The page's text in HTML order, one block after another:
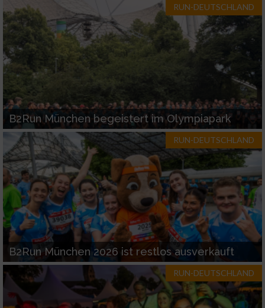
RUN-DEUTSCHLAND
B2Run München begeistert im Olympiapark
RUN-DEUTSCHLAND
B2Run München 2026 ist restlos ausverkauft
RUN-DEUTSCHLAND
Werbung